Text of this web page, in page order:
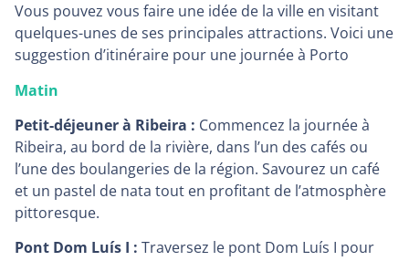
Vous pouvez vous faire une idée de la ville en visitant
quelques-unes de ses principales attractions. Voici une
suggestion d’itinéraire pour une journée à Porto
Matin
Petit-déjeuner à Ribeira : Commencez la journée à
Ribeira, au bord de la rivière, dans l’un des cafés ou
l’une des boulangeries de la région. Savourez un café
et un pastel de nata tout en profitant de l’atmosphère
pittoresque.
Pont Dom Luís I : Traversez le pont Dom Luís I pour